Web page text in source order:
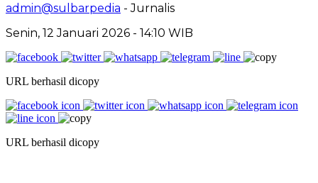
admin@sulbarpedia - Jurnalis
Senin, 12 Januari 2026 - 14:10 WIB
URL berhasil dicopy
URL berhasil dicopy